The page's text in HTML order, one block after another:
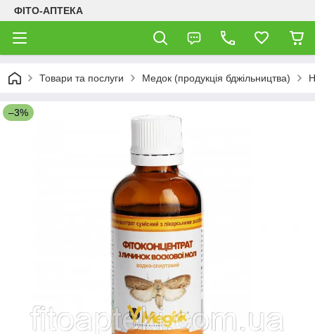
ФІТО-АПТЕКА
Товари та послуги Медок (продукція бджільництва)
–3%